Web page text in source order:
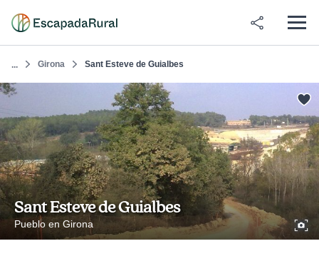
... Girona Sant Esteve de Guialbes
Sant Esteve de Guialbes
Pueblo en Girona